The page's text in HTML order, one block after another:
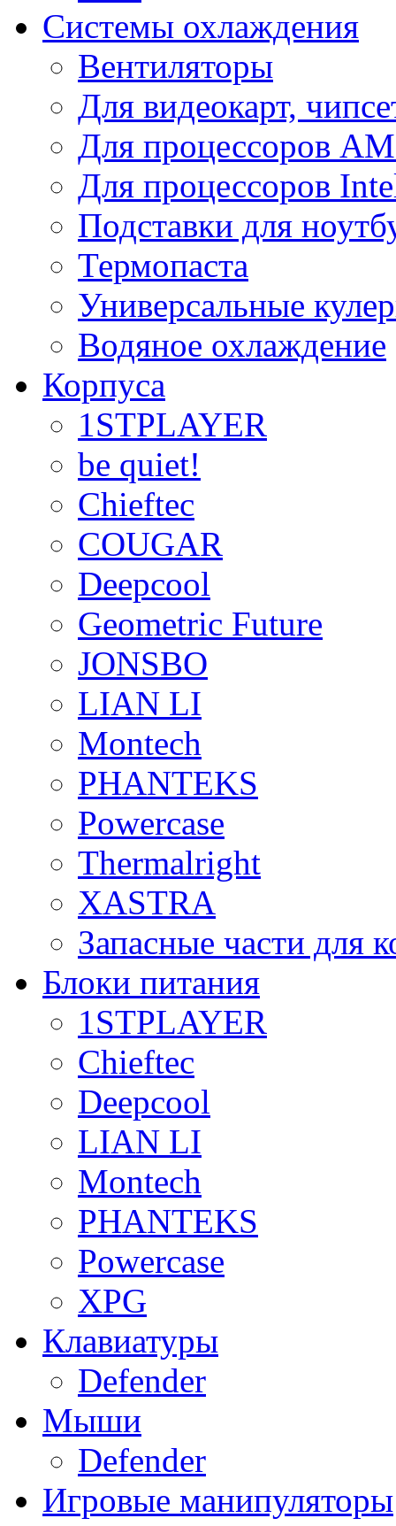
Системы охлаждения
Вентиляторы
Для видеокарт,
Для процессоров
Для процессоров
Подставки для
Термопаста
Универсальные
Водяное охлаждение
Корпуса
1STPLAYER
be quiet!
Chieftec
COUGAR
Deepcool
Geometric Future
JONSBO
LIAN LI
Montech
PHANTEKS
Powercase
Thermalright
XASTRA
Запасные части для
Блоки питания
1STPLAYER
Chieftec
Deepcool
LIAN LI
Montech
PHANTEKS
Powercase
XPG
Клавиатуры
Defender
Мыши
Defender
Игровые манипуляторы